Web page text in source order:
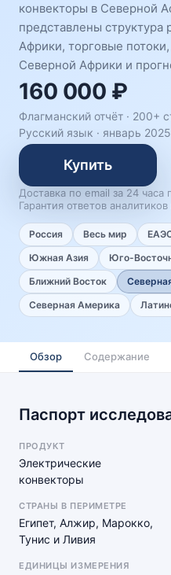
конвекторы в Северной
представлены
Африки, торговые
Северной Африки и
160 000 ₽
Флагманский отчёт · 200+
Русский язык · январь 2025
Купить
Доставка по email за 24 часа
Гарантия ответов
Россия Весь мир
Южная Азия
Юго-
Ближний Восток
Северная Америка
Обзор Содержание
Паспорт
ПРОДУКТ
Электрические
конвекторы
СТРАНЫ В ПЕРИМЕТРЕ
Египет, Алжир, Марокко,
Тунис и Ливия
ЕДИНИЦЫ ИЗМЕРЕНИЯ